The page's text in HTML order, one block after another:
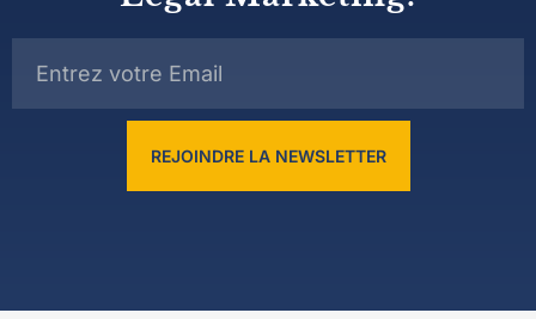
REJOINDRE LA NEWSLETTER